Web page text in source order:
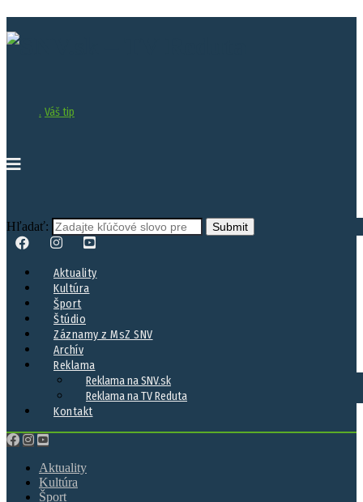
. Váš tip
Hľadať:
Aktuality
Kultúra
Šport
Štúdio
Záznamy z MsZ SNV
Archív
Reklama
Reklama na SNV.sk
Reklama na TV Reduta
Kontakt
Aktuality
Kultúra
Šport